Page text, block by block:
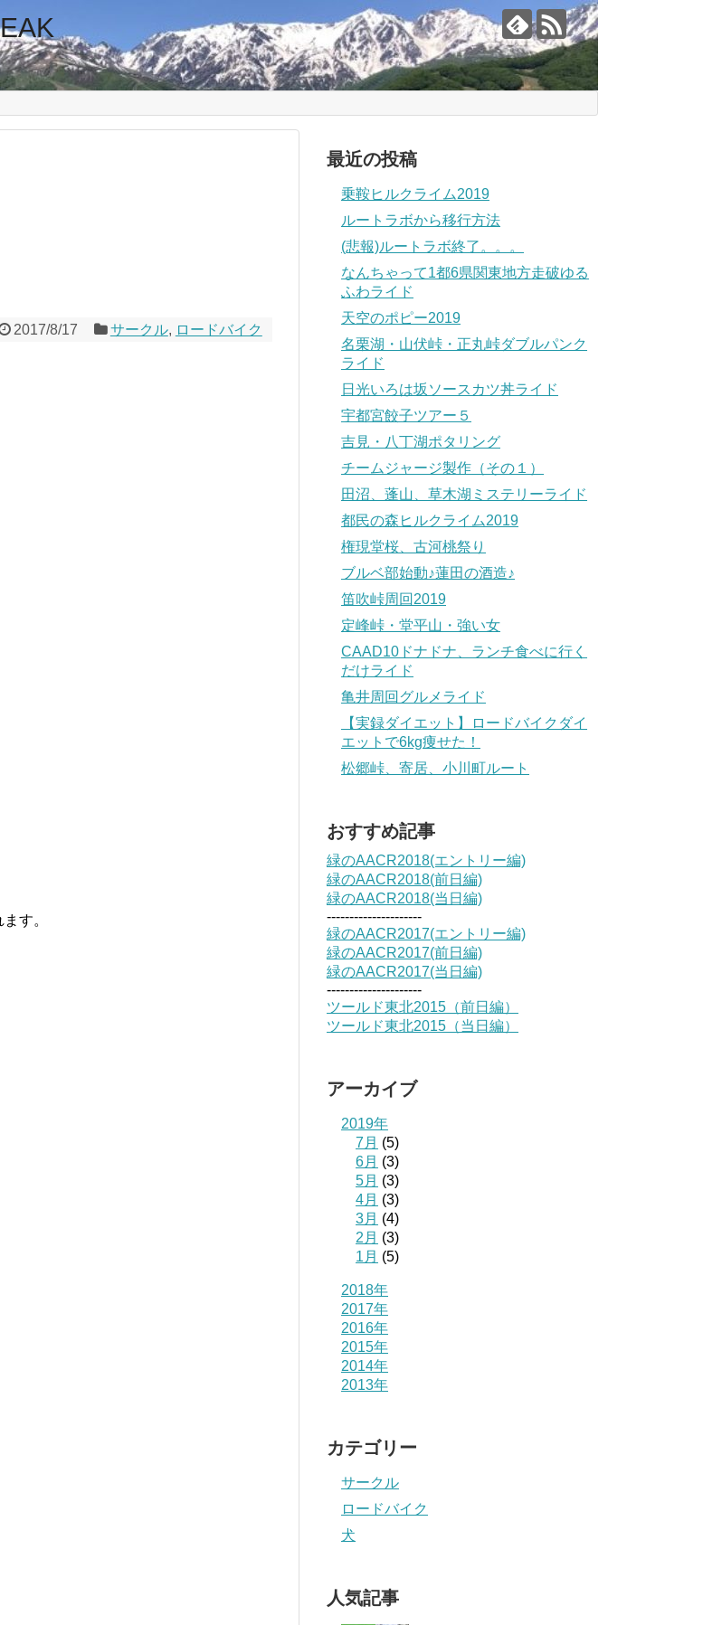
2017/8/17 サークル, ロードバイク
す。
最近の投稿
乗鞍ヒルクライム2019
ルートラボから移行方法
(悲報)ルートラボ終了。。。
なんちゃって1都6県関東地方走破ゆる
ふわライド
天空のポピー2019
名栗湖・山伏峠・正丸峠ダブルパンク
ライド
日光いろは坂ソースカツ丼ライド
宇都宮餃子ツアー５
吉見・八丁湖ポタリング
チームジャージ製作（その１）
田沼、蓬山、草木湖ミステリーライド
都民の森ヒルクライム2019
権現堂桜、古河桃祭り
ブルベ部始動♪蓮田の酒造♪
笛吹峠周回2019
定峰峠・堂平山・強い女
CAAD10ドナドナ、ランチ食べに行く
だけライド
亀井周回グルメライド
【実録ダイエット】ロードバイクダイ
エットで6kg痩せた！
松郷峠、寄居、小川町ルート
おすすめ記事
緑のAACR2018(エントリー編)
緑のAACR2018(前日編)
緑のAACR2018(当日編)
---------------------
緑のAACR2017(エントリー編)
緑のAACR2017(前日編)
緑のAACR2017(当日編)
---------------------
ツールド東北2015（前日編）
ツールド東北2015（当日編）
アーカイブ
2019年
7月 (5)
6月 (3)
5月 (3)
4月 (3)
3月 (4)
2月 (3)
1月 (5)
2018年
2017年
2016年
2015年
2014年
2013年
カテゴリー
サークル
ロードバイク
犬
人気記事